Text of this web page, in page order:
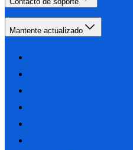
Mantente actualizado